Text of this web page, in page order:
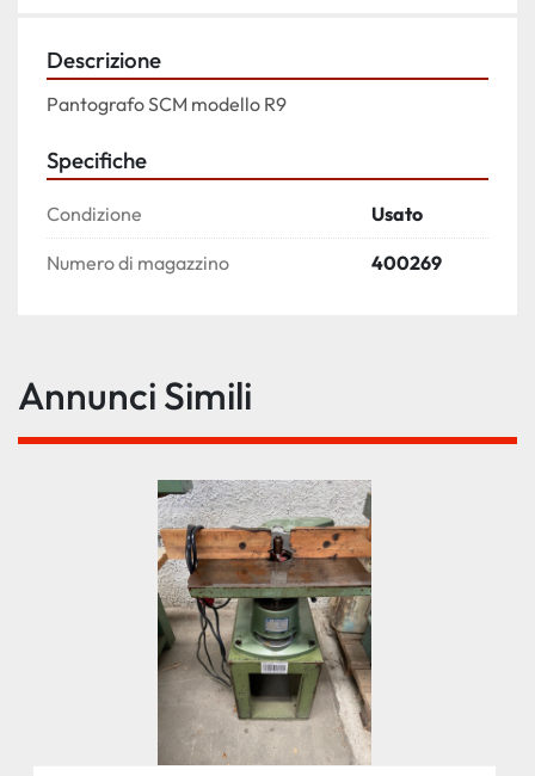
Descrizione
Pantografo SCM modello R9
Specifiche
Condizione Usato
Numero di magazzino 400269
Annunci Simili